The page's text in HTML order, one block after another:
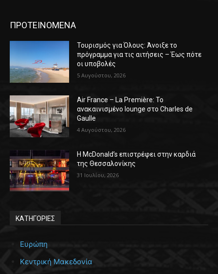
ΠΡΟΤΕΙΝΟΜΕΝΑ
Τουρισμός για Όλους: Άνοιξε το
πρόγραμμα για τις αιτήσεις – Έως πότε
οι υποβολές
5 Αυγούστου, 2026
Air France – La Première: Το
ανακαινισμένο lounge στο Charles de
Gaulle
4 Αυγούστου, 2026
Η McDonald’s επιστρέφει στην καρδιά
της Θεσσαλονίκης
31 Ιουλίου, 2026
ΚΑΤΗΓΟΡΙΕΣ
Ευρώπη
Κεντρική Μακεδονία